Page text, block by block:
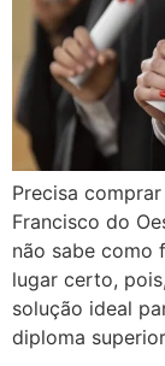
Precisa
Francisco do
não sabe como
lugar certo,
solução ideal
diploma